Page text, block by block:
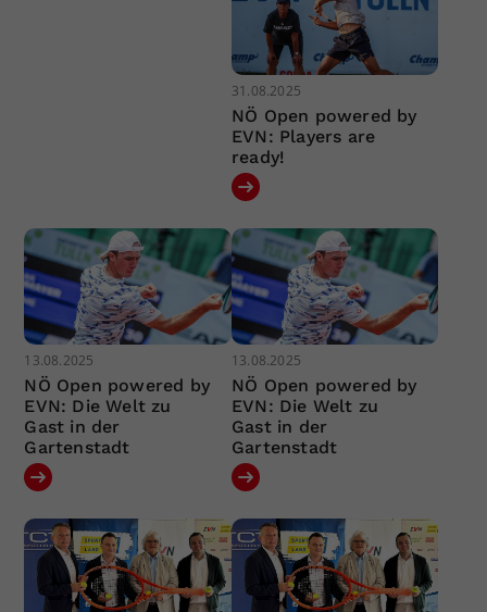
31.08.2025
NÖ Open powered by
EVN: Players are
ready!
13.08.2025
NÖ Open powered by
EVN: Die Welt zu
Gast in der
Gartenstadt
13.08.2025
NÖ Open powered by
EVN: Die Welt zu
Gast in der
Gartenstadt